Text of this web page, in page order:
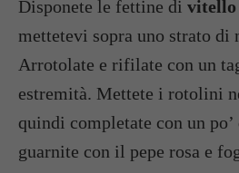
Disponete le fettine di vitello
mettetevi sopra uno strato di
Arrotolate e rifilate con un
estremità. Mettete i rotolini
quindi completate con un po’
guarnite con il pepe rosa e